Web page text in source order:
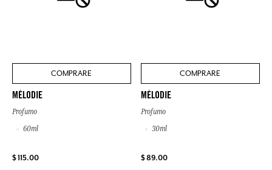
COMPRARE
MÉLODIE
Profumo
60ml
$ 115.00
COMPRARE
MÉLODIE
Profumo
30ml
$ 89.00